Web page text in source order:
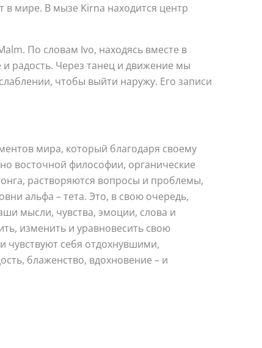
мире. В мызе Kirna находится центр
По словам Ivo, находясь вместе в
радость. Через танец и движение мы
чтобы выйти наружу. Его записи
мира, который благодаря своему
восточной философии, органические
растворяются вопросы и проблемы,
альфа – тета. Это, в свою очередь,
мысли, чувства, эмоции, слова и
изменить и уравновесить свою
чувствуют себя отдохнувшими,
блаженство, вдохновение – и